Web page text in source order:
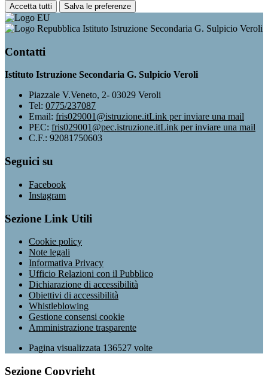
Accetta tutti Salva le preferenze
Istituto Istruzione Secondaria G. Sulpicio Veroli
Contatti
Istituto Istruzione Secondaria G. Sulpicio Veroli
Piazzale V.Veneto, 2- 03029 Veroli
Tel: 0775/237087
Email: fris029001@istruzione.itLink per inviare una mail
PEC: fris029001@pec.istruzione.itLink per inviare una mail
C.F.: 92081750603
Seguici su
Facebook
Instagram
Sezione Link Utili
Cookie policy
Note legali
Informativa Privacy
Ufficio Relazioni con il Pubblico
Dichiarazione di accessibilità
Obiettivi di accessibilità
Whistleblowing
Gestione consensi cookie
Amministrazione trasparente
Pagina visualizzata 136527 volte
Sezione Copyright